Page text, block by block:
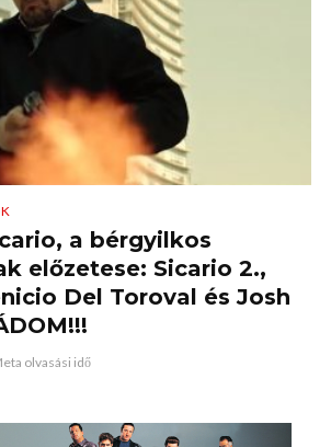
a bérgyilkos
előzetese: Sicario 2.,
Del Toroval és Josh
olvasási idő